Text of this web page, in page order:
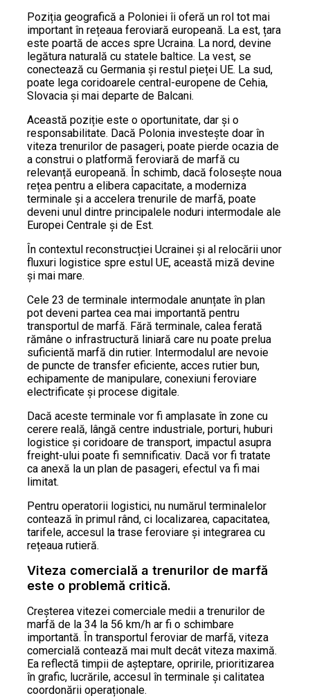
Poziția geografică a Poloniei îi oferă un rol tot mai
important în rețeaua feroviară europeană. La est, țara
este poartă de acces spre Ucraina. La nord, devine
legătura naturală cu statele baltice. La vest, se
conectează cu Germania și restul pieței UE. La sud,
poate lega coridoarele central-europene de Cehia,
Slovacia și mai departe de Balcani.
Această poziție este o oportunitate, dar și o
responsabilitate. Dacă Polonia investește doar în
viteza trenurilor de pasageri, poate pierde ocazia de
a construi o platformă feroviară de marfă cu
relevanță europeană. În schimb, dacă folosește noua
rețea pentru a elibera capacitate, a moderniza
terminale și a accelera trenurile de marfă, poate
deveni unul dintre principalele noduri intermodale ale
Europei Centrale și de Est.
În contextul reconstrucției Ucrainei și al relocării unor
fluxuri logistice spre estul UE, această miză devine
și mai mare.
Cele 23 de terminale intermodale anunțate în plan
pot deveni partea cea mai importantă pentru
transportul de marfă. Fără terminale, calea ferată
rămâne o infrastructură liniară care nu poate prelua
suficientă marfă din rutier. Intermodalul are nevoie
de puncte de transfer eficiente, acces rutier bun,
echipamente de manipulare, conexiuni feroviare
electrificate și procese digitale.
Dacă aceste terminale vor fi amplasate în zone cu
cerere reală, lângă centre industriale, porturi, huburi
logistice și coridoare de transport, impactul asupra
freight-ului poate fi semnificativ. Dacă vor fi tratate
ca anexă la un plan de pasageri, efectul va fi mai
limitat.
Pentru operatorii logistici, nu numărul terminalelor
contează în primul rând, ci localizarea, capacitatea,
tarifele, accesul la trase feroviare și integrarea cu
rețeaua rutieră.
Viteza comercială a trenurilor de marfă
este o problemă critică.
Creșterea vitezei comerciale medii a trenurilor de
marfă de la 34 la 56 km/h ar fi o schimbare
importantă. În transportul feroviar de marfă, viteza
comercială contează mai mult decât viteza maximă.
Ea reflectă timpii de așteptare, opririle, prioritizarea
în grafic, lucrările, accesul în terminale și calitatea
coordonării operaționale.